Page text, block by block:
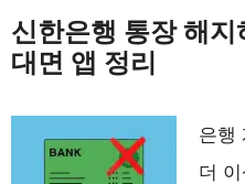
신한은행 통장 해지
대면 앱 정리
은행
더